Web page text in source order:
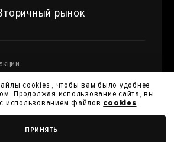
рынок
на обработку моих персональных
cookies , чтобы вам было удобнее
Продолжая использование сайта, вы
использованием файлов cookies
ПРИНЯТЬ